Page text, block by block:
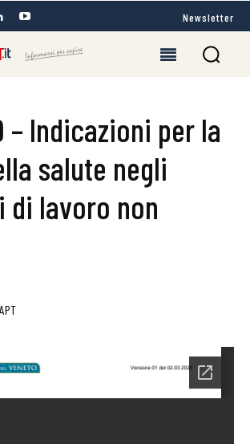
Newsletter
– Indicazioni per la
salute negli
di lavoro non